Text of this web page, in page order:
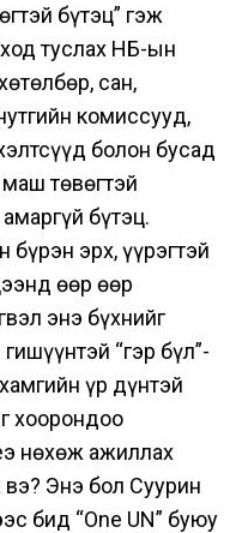
бүтэц” гэж
туслах НҮБ-ын
сан,
комиссууд,
болон бусад
төвөгтэй
бүтэц.
бүрэн эрх, үүрэгтэй
өөр өөр
энэ бүхнийг
“гэр бүл”-
үр дүнтэй
хоорондоо
нөхөж ажиллах
вэ? Энэ бол Суурин
бид “One UN” буюу